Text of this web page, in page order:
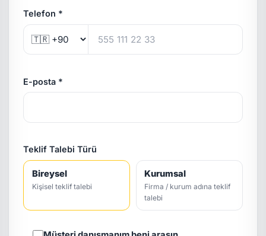
Telefon *
E-posta *
Teklif Talebi Türü
Bireysel
Kişisel teklif talebi
Kurumsal
Firma / kurum adına teklif
talebi